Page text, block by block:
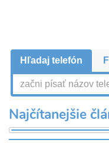
Hľadaj telefón
Najčítanejšie